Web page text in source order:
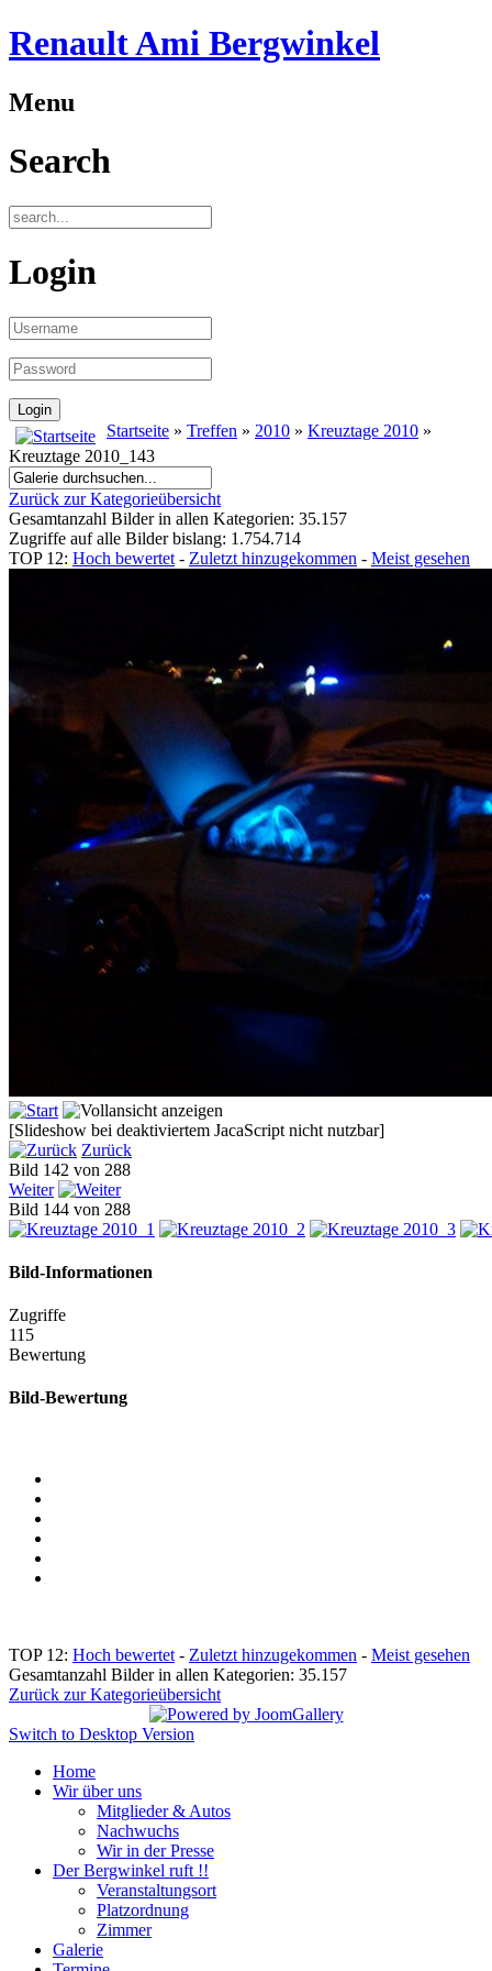
Renault Ami Bergwinkel
Menu
Search
Login
Startseite » Treffen » 2010 » Kreuztage 2010 »
Kreuztage 2010_143
Zurück zur Kategorieübersicht
Gesamtanzahl Bilder in allen Kategorien: 35.157
Zugriffe auf alle Bilder bislang: 1.754.714
TOP 12: Hoch bewertet - Zuletzt hinzugekommen - Meist gesehen
[Slideshow bei deaktiviertem JacaScript nicht nutzbar]
Zurück
Bild 142 von 288
Weiter
Bild 144 von 288
Bild-Informationen
Zugriffe
115
Bewertung
Bild-Bewertung
TOP 12: Hoch bewertet - Zuletzt hinzugekommen - Meist gesehen
Gesamtanzahl Bilder in allen Kategorien: 35.157
Zurück zur Kategorieübersicht
Switch to Desktop Version
Home
Wir über uns
Mitglieder & Autos
Nachwuchs
Wir in der Presse
Der Bergwinkel ruft !!
Veranstaltungsort
Platzordnung
Zimmer
Galerie